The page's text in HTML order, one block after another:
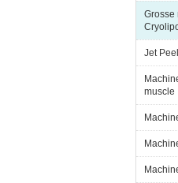
Grosse
Jet
muscle